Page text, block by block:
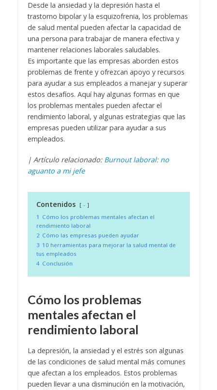
Desde la ansiedad y la depresión hasta el
trastorno bipolar y la esquizofrenia, los problemas
de salud mental pueden afectar la capacidad de
una persona para trabajar de manera efectiva y
mantener relaciones laborales saludables.
Es importante que las empresas aborden estos
problemas de frente y ofrezcan apoyo y recursos
para ayudar a sus empleados a manejar y superar
estos desafíos. Aquí hay algunas formas en que
los problemas mentales pueden afectar el
rendimiento laboral, y algunas estrategias que las
empresas pueden utilizar para ayudar a sus
empleados.
| Artículo relacionado: Burnout laboral: no
aguanto a mi jefe
Contenidos
-
1 Cómo los problemas mentales afectan el
rendimiento laboral
2 Cómo las empresas pueden ayudar
3 10 herramientas para mejorar la salud mental de
tus empleados
4 Conclusión
Cómo los problemas
mentales afectan el
rendimiento laboral
La depresión, la ansiedad y el estrés son algunas
de las condiciones de salud mental más comunes
que afectan a los empleados. Estos problemas
pueden llevar a una disminución en la motivación,